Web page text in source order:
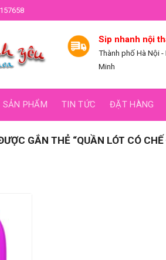
Sip nhanh nội
Thành phố Hà Nội -
Minh
SẢN PHẨM TIN TỨC ĐẶT HÀNG
GẮN THẺ “QUẦN LÓT CÓ CHẾ